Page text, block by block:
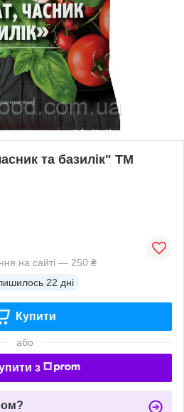
та базилік" ТМ
на сайті — 250 ₴
22 дні
Купити
або
з